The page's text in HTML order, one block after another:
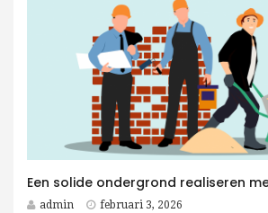
admin februari 3, 2026